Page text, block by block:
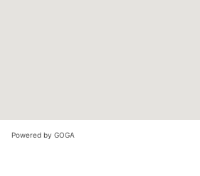
Powered by GOGA